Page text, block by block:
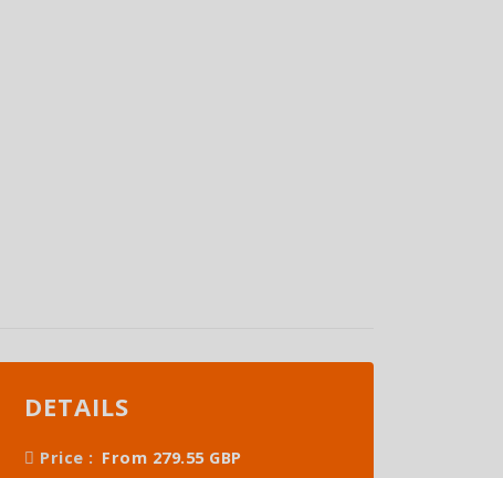
DETAILS
Price : From 279.55 GBP